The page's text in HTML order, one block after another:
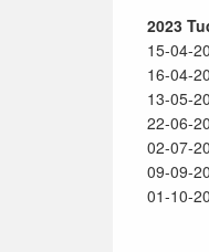
2023
15-04-
16-04-
13-05-
22-06-
02-07-
09-09-
01-10-